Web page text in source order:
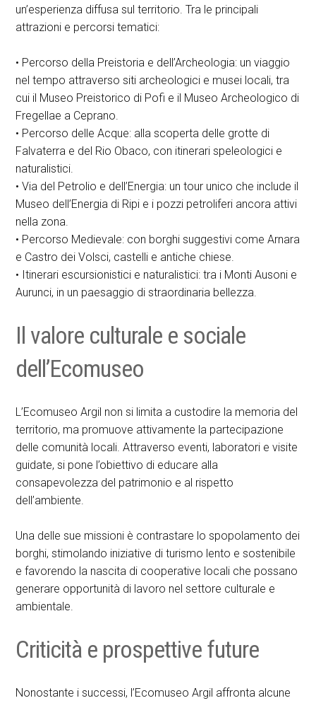
un’esperienza diffusa sul territorio. Tra le principali
attrazioni e percorsi tematici:
• Percorso della Preistoria e dell’Archeologia: un viaggio
nel tempo attraverso siti archeologici e musei locali, tra
cui il Museo Preistorico di Pofi e il Museo Archeologico di
Fregellae a Ceprano.
• Percorso delle Acque: alla scoperta delle grotte di
Falvaterra e del Rio Obaco, con itinerari speleologici e
naturalistici.
• Via del Petrolio e dell’Energia: un tour unico che include il
Museo dell’Energia di Ripi e i pozzi petroliferi ancora attivi
nella zona.
• Percorso Medievale: con borghi suggestivi come Arnara
e Castro dei Volsci, castelli e antiche chiese.
• Itinerari escursionistici e naturalistici: tra i Monti Ausoni e
Aurunci, in un paesaggio di straordinaria bellezza.
Il valore culturale e sociale
dell’Ecomuseo
L’Ecomuseo Argil non si limita a custodire la memoria del
territorio, ma promuove attivamente la partecipazione
delle comunità locali. Attraverso eventi, laboratori e visite
guidate, si pone l’obiettivo di educare alla
consapevolezza del patrimonio e al rispetto
dell’ambiente.
Una delle sue missioni è contrastare lo spopolamento dei
borghi, stimolando iniziative di turismo lento e sostenibile
e favorendo la nascita di cooperative locali che possano
generare opportunità di lavoro nel settore culturale e
ambientale.
Criticità e prospettive future
Nonostante i successi, l’Ecomuseo Argil affronta alcune